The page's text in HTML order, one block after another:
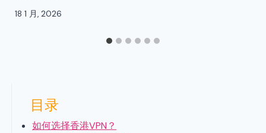
18 1 月, 2026
目录
如何选择香港VPN？